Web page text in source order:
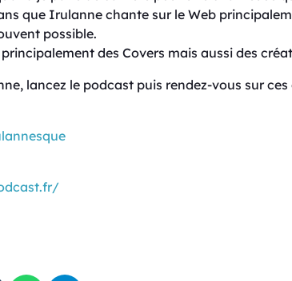
que Irulanne chante sur le Web
possible.
des Covers mais aussi des
lancez le podcast puis rendez-vous sur